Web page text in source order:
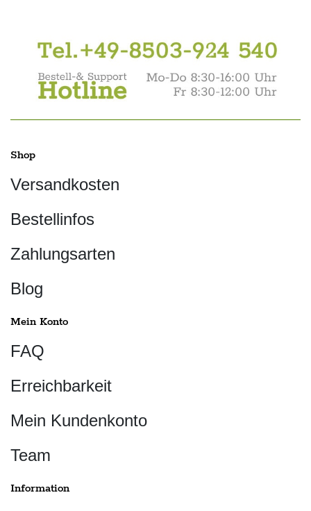
Shop
Versandkosten
Bestellinfos
Zahlungsarten
Blog
Mein Konto
FAQ
Erreichbarkeit
Mein Kundenkonto
Team
Information